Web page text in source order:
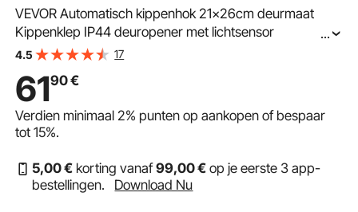
VEVOR Automatisch kippenhok 21x26cm deurmaat
Kippenklep IP44 deuropener met lichtsensor
Automatische pluimveeklep Aluminium hokopener LCD-
...
4.5 17
6190€
Verdien minimaal2% punten op aankopen of bespaar
tot15%.
5,00€ korting vanaf99,00€ op je eerste 3 app-
bestellingen.
Download Nu